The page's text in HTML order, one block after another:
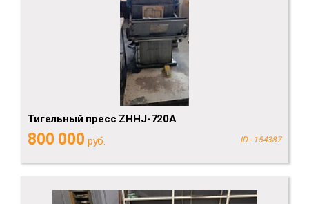
Тигельный пресс ZHHJ-720A
800 000 руб. ID - 154387